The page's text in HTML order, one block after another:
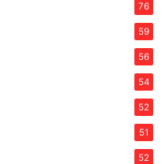
76
59
56
54
52
51
52